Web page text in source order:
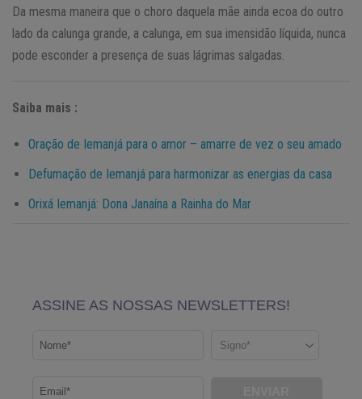
Da mesma maneira que o choro daquela mãe ainda ecoa do outro
lado da calunga grande, a calunga, em sua imensidão líquida, nunca
pode esconder a presença de suas lágrimas salgadas.
Saiba mais :
Oração de Iemanjá para o amor – amarre de vez o seu amado
Defumação de Iemanjá para harmonizar as energias da casa
Orixá Iemanjá: Dona Janaína a Rainha do Mar